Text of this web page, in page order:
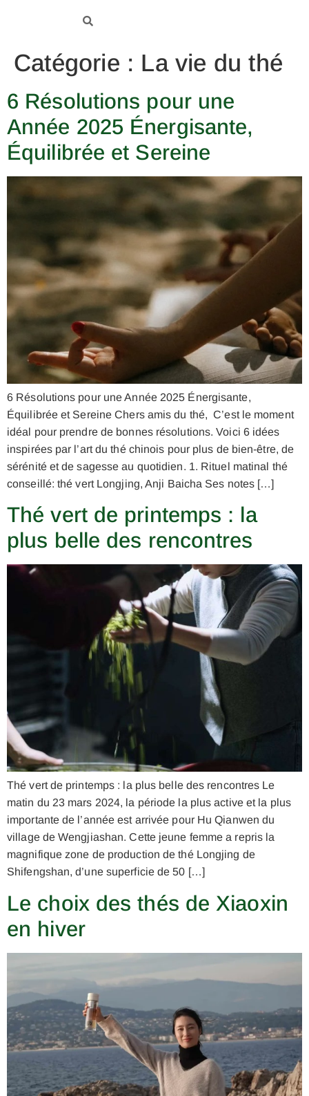
Catégorie : La vie du thé
6 Résolutions pour une
Année 2025 Énergisante,
Équilibrée et Sereine
6 Résolutions pour une Année 2025 Énergisante,
Équilibrée et Sereine Chers amis du thé, C’est le moment
idéal pour prendre de bonnes résolutions. Voici 6 idées
inspirées par l’art du thé chinois pour plus de bien-être, de
sérénité et de sagesse au quotidien. 1. Rituel matinal thé
conseillé: thé vert Longjing, Anji Baicha Ses notes […]
Thé vert de printemps : la
plus belle des rencontres
Thé vert de printemps : la plus belle des rencontres Le
matin du 23 mars 2024, la période la plus active et la plus
importante de l’année est arrivée pour Hu Qianwen du
village de Wengjiashan. Cette jeune femme a repris la
magnifique zone de production de thé Longjing de
Shifengshan, d’une superficie de 50 […]
Le choix des thés de Xiaoxin
en hiver